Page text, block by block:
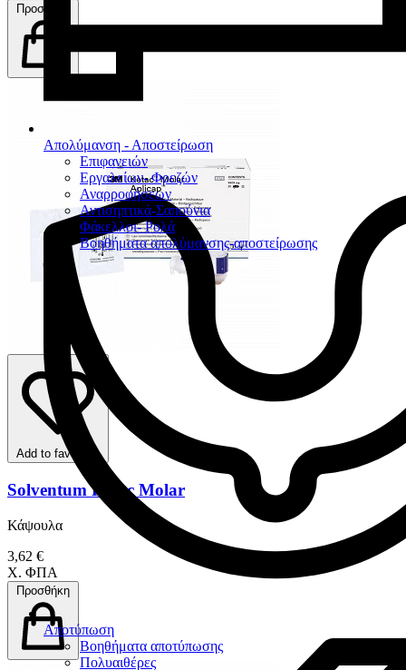
Απολύμανση - Αποστείρωση
Επιφανειών
Εργαλείων- Φρεζών
Αναρροφήσεων
Αντισηπτικά-Σαπούνια
Φάκελλοι- Ρολά
Βοηθήματα απολύμανσης-αποστείρωσης
Αποτύπωση
Βοηθήματα αποτύπωσης
Πολυαιθέρες
Προσθήκη
Add to favorites
Solventum Ketac Molar
Κάψουλα
3,62 €
Χ. ΦΠΑ
Προσθήκη